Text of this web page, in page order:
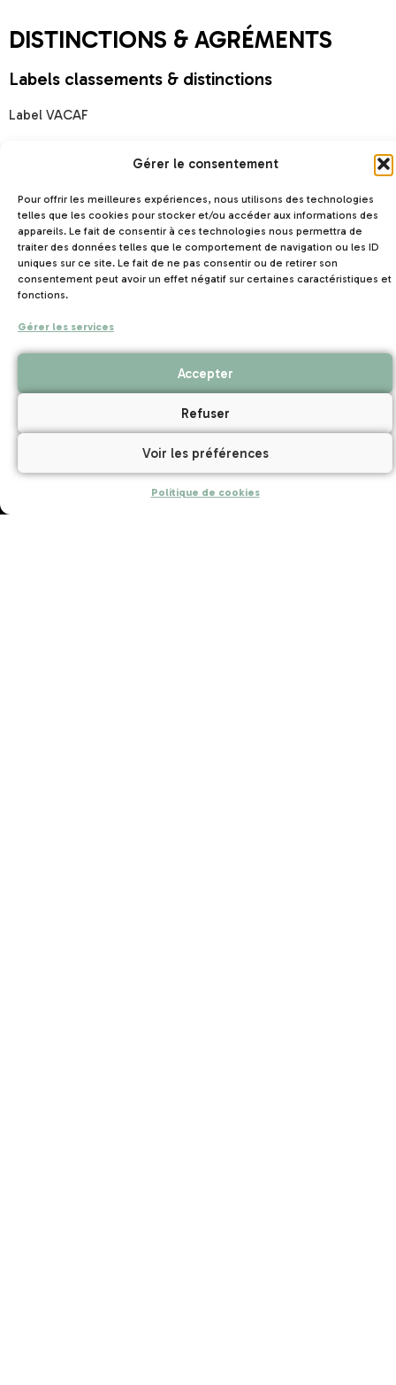
Gérer le consentement
Pour offrir les meilleures expériences, nous utilisons des technologies
telles que les cookies pour stocker et/ou accéder aux informations des
appareils. Le fait de consentir à ces technologies nous permettra de
traiter des données telles que le comportement de navigation ou les ID
uniques sur ce site. Le fait de ne pas consentir ou de retirer son
consentement peut avoir un effet négatif sur certaines caractéristiques et
fonctions.
Gérer les services
Accepter
Refuser
Voir les préférences
Politique de cookies
DISTINCTIONS & AGRÉMENTS
Labels classements & distinctions
Label VACAF
Jeunesse et sport : 223651004
Education populaire :22 JEP 180
Education nationale : 2013-03
Accueil maternelles PMI : 27 enfants de moins de 6 ans
Envies d’Ouest, une marque du réseau UNAT Bretagne, le
tourisme solidaire et responsable implanté dans les 10
destinations touristiques de Bretagne.